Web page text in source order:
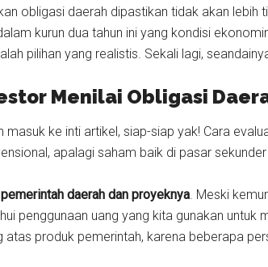
obligasi daerah dipastikan tidak akan lebih
kurun dua tahun ini yang kondisi
pilihan yang realistis. Sekali lagi,
Menilai Obligasi
masuk ke inti artikel, siap-siap yak! Cara
apalagi saham baik di pasar
daerah dan proyeknya. Meski
penggunaan uang yang kita gunakan untuk
atas produk pemerintah, karena beberapa